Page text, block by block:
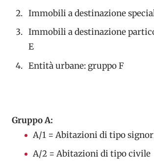
Immobili a destinazione
Immobili a destinazione
E
Entità urbane: gruppo F
Gruppo A:
A/1 = Abitazioni di tipo
A/2 = Abitazioni di tipo civile